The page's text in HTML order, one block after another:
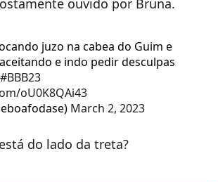
juzo na cabea do Guim e
e indo pedir desculpas
#BBB23
oU0K8QAi43
March 2, 2023
do lado da treta?